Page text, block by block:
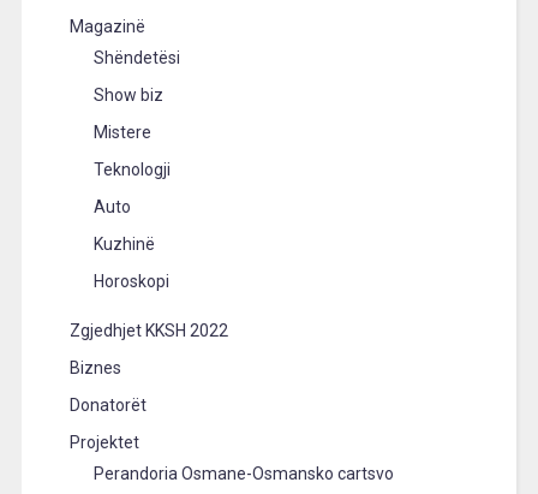
Magazinë
Shëndetësi
Show biz
Mistere
Teknologji
Auto
Kuzhinë
Horoskopi
Zgjedhjet KKSH 2022
Biznes
Donatorët
Projektet
Perandoria Osmane-Osmansko cartsvo